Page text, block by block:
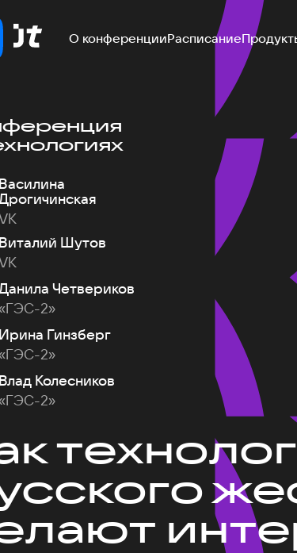
О конференцииРасписание
Василина
Виталий Шутов
Четвериков
2»
Ирина Гинзберг
2»
Влад Колесников
2»